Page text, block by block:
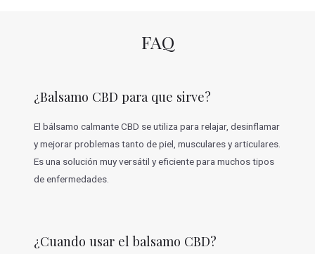
i
o
e
s
FAQ
¿Balsamo CBD para que sirve?
El bálsamo calmante CBD se utiliza para relajar, desinflamar
y mejorar problemas tanto de piel, musculares y articulares.
Es una solución muy versátil y eficiente para muchos tipos
de enfermedades.
¿Cuando usar el balsamo CBD?